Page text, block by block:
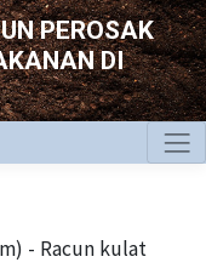
PEROSAK
DI
- Racun kulat